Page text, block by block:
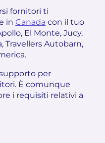
fornitori ti
in Canada con il tuo
El Monte, Jucy,
Travellers Autobarn,
per
È comunque
i requisiti relativi a